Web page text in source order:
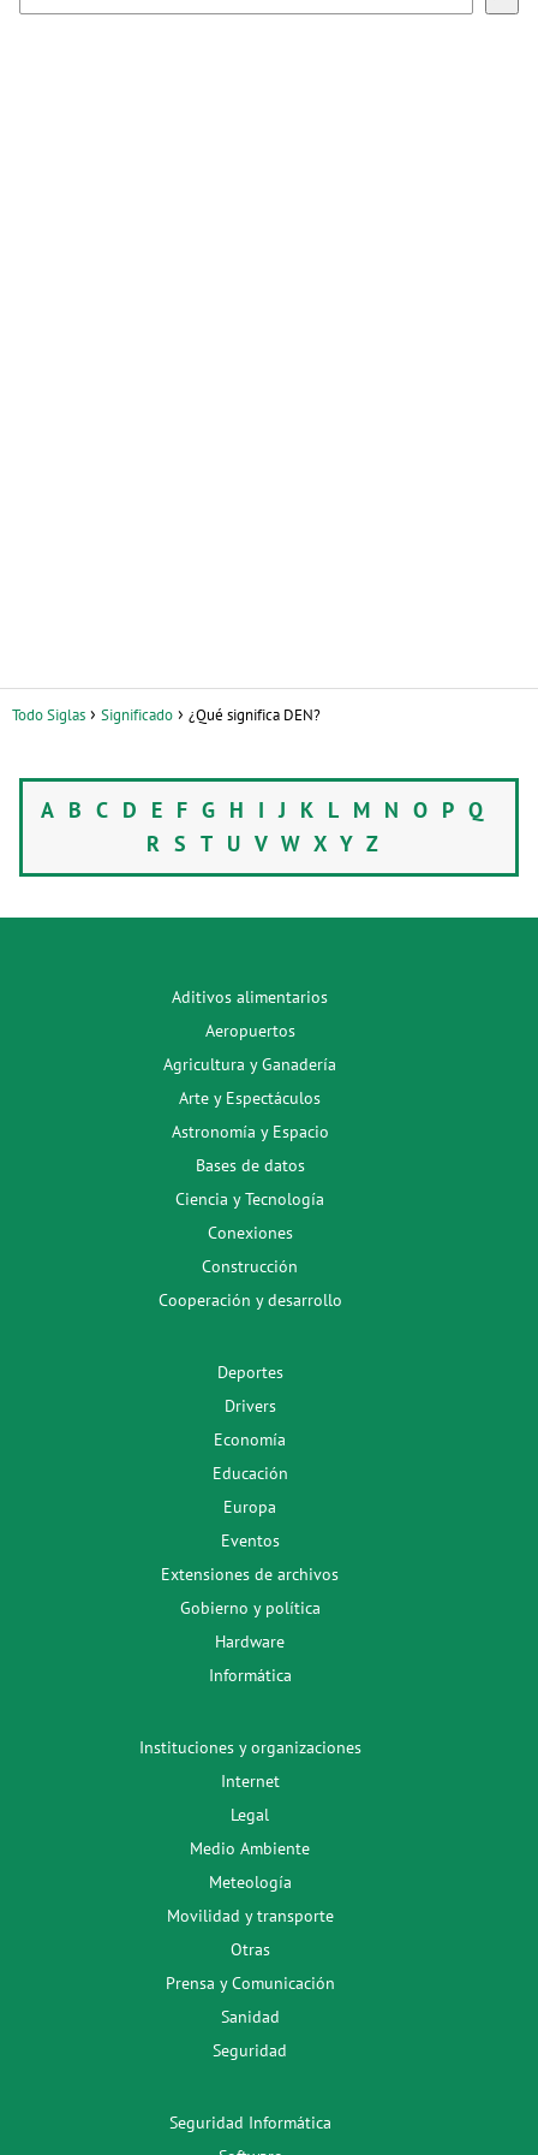
Todo Siglas Significado ¿Qué significa DEN?
A B C D E F G H IJ K L M N O P Q
R S T U V W X Y Z
Aditivos alimentarios
Aeropuertos
Agricultura y Ganadería
Arte y Espectáculos
Astronomía y Espacio
Bases de datos
Ciencia y Tecnología
Conexiones
Construcción
Cooperación y desarrollo
Deportes
Drivers
Economía
Educación
Europa
Eventos
Extensiones de archivos
Gobierno y política
Hardware
Informática
Instituciones y organizaciones
Internet
Legal
Medio Ambiente
Meteología
Movilidad y transporte
Otras
Prensa y Comunicación
Sanidad
Seguridad
Seguridad Informática